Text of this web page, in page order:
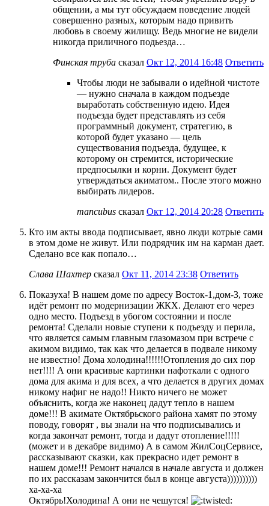
общении, а мы тут обсуждаем поведение людей
совершенно разных, которым надо привить
любовь в своему жилищу. Ведь многие не видели
никогда приличного подьезда…
Финская труба сказал Окт 12, 2014 16:48 Ответить
Чтобы люди не забывали о идейной чистоте
— нужно сначала в каждом подъезде
выработать собственную идею. Идея
подъезда будет представлять из себя
программный документ, стратегию, в
которой будет указано — цель
существования подъезда, будущее, к
которому он стремится, исторические
предпосылки и корни. Документ будет
утверждаться акиматом.. После этого можно
выбирать лидеров.
mancubus сказал Окт 12, 2014 20:28 Ответить
Кто им акты ввода подписывает, явно люди котрые сами
в этом доме не живут. Или подрядчик им на карман дает.
Сделано все как попало…
Слава Шахтер сказал Окт 11, 2014 23:38 Ответить
Показуха! В нашем доме по адресу Восток-1,дом-3, тоже
идёт ремонт по модернизации ЖКХ. Делают его через
одно место. Подъезд в убогом состоянии и после
ремонта! Сделали новые ступени к подъезду и перила,
что является самым главным глазомазом при встрече с
акимом видимо, так как что делается в подвале никому
не известно! Дома холодина!!!!!!Отопления до сих пор
нет!!!! А они красивые картинки нафоткали с одного
дома для акима и для всех, а что делается в других домах
никому нафиг не надо!! Никто ничего не может
объяснить, когда же наконец дадут тепло в нашем
доме!!! В акимате Октябрьского района хамят по этому
поводу, говорят , вы знали на что подписывались и
когда закончат ремонт, тогда и дадут отопление!!!!!
(может и в декабре видимо) А в самом ЖилСоцСервисе,
рассказывают сказки, как прекрасно идет ремонт в
нашем доме!!! Ремонт начался в начале августа и должен
по их рассказам закончится был в конце августа))))))))))
ха-ха-ха
Октябрь!Холодина! А они не чешутся!